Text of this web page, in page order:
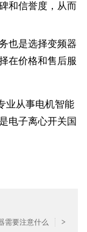
和信誉度，从而
也是选择变频器
在价格和售后服
业从事电机智能
电子离心开关国
需要注意什么 >